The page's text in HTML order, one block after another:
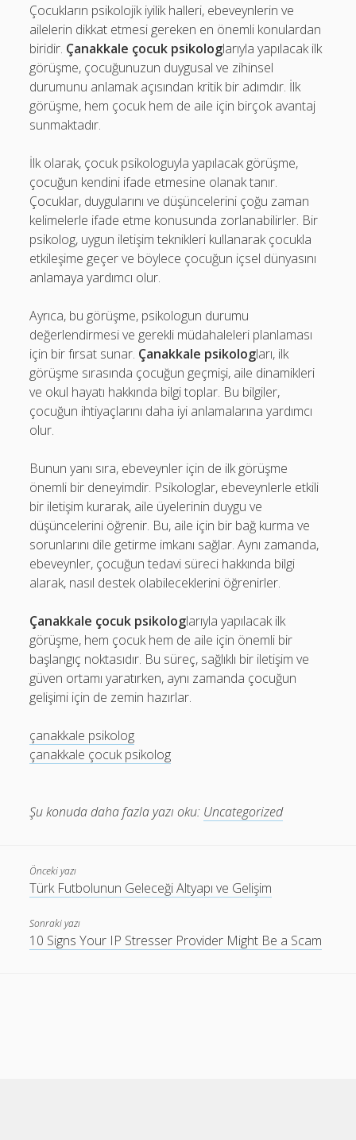
Çocukların psikolojik iyilik halleri, ebeveynlerin ve
ailelerin dikkat etmesi gereken en önemli konulardan
biridir. Çanakkale çocuk psikologlarıyla yapılacak ilk
görüşme, çocuğunuzun duygusal ve zihinsel
durumunu anlamak açısından kritik bir adımdır. İlk
görüşme, hem çocuk hem de aile için birçok avantaj
sunmaktadır.
İlk olarak, çocuk psikologuyla yapılacak görüşme,
çocuğun kendini ifade etmesine olanak tanır.
Çocuklar, duygularını ve düşüncelerini çoğu zaman
kelimelerle ifade etme konusunda zorlanabilirler. Bir
psikolog, uygun iletişim teknikleri kullanarak çocukla
etkileşime geçer ve böylece çocuğun içsel dünyasını
anlamaya yardımcı olur.
Ayrıca, bu görüşme, psikologun durumu
değerlendirmesi ve gerekli müdahaleleri planlaması
için bir fırsat sunar. Çanakkale psikologları, ilk
görüşme sırasında çocuğun geçmişi, aile dinamikleri
ve okul hayatı hakkında bilgi toplar. Bu bilgiler,
çocuğun ihtiyaçlarını daha iyi anlamalarına yardımcı
olur.
Bunun yanı sıra, ebeveynler için de ilk görüşme
önemli bir deneyimdir. Psikologlar, ebeveynlerle etkili
bir iletişim kurarak, aile üyelerinin duygu ve
düşüncelerini öğrenir. Bu, aile için bir bağ kurma ve
sorunlarını dile getirme imkanı sağlar. Aynı zamanda,
ebeveynler, çocuğun tedavi süreci hakkında bilgi
alarak, nasıl destek olabileceklerini öğrenirler.
Çanakkale çocuk psikologlarıyla yapılacak ilk
görüşme, hem çocuk hem de aile için önemli bir
başlangıç noktasıdır. Bu süreç, sağlıklı bir iletişim ve
güven ortamı yaratırken, aynı zamanda çocuğun
gelişimi için de zemin hazırlar.
çanakkale psikolog
çanakkale çocuk psikolog
Şu konuda daha fazla yazı oku: Uncategorized
Önceki yazı
Türk Futbolunun Geleceği Altyapı ve Gelişim
Sonraki yazı
10 Signs Your IP Stresser Provider Might Be a Scam